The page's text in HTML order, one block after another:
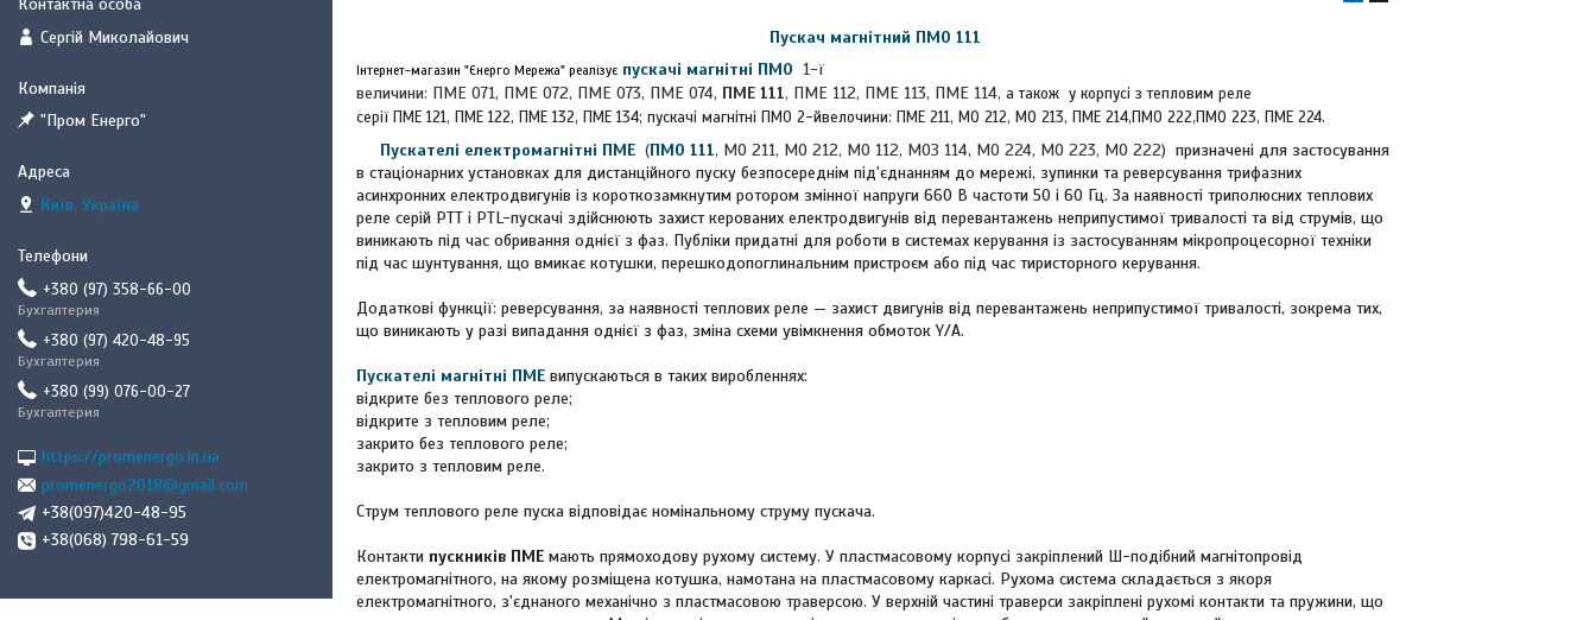
Пускач магнітний ПМО 111
Інтернет-магазин "Єнерго Мережа" реалізує пускачі магнітні ПМО 1-ї
величини: ПМЕ 071, ПМЕ 072, ПМЕ 073, ПМЕ 074, ПМЕ 111, ПМЕ 112, ПМЕ 113, ПМЕ 114, а також у корпусі з тепловим реле
серії ПМЕ 121, ПМЕ 122, ПМЕ 132, ПМЕ 134; пускачі магнітні ПМО 2-йвелочини: ПМЕ 211, МО 212, МО 213, ПМЕ 214,ПМО 222,ПМО 223, ПМЕ 224.
Пускателі електромагнітні ПМЕ (ПМО 111, МО 211, МО 212, МО 112, МОЗ 114, МО 224, МО 223, МО 222) призначені для застосування
в стаціонарних установках для дистанційного пуску безпосереднім під'єднанням до мережі, зупинки та реверсування трифазних
асинхронних електродвигунів із короткозамкнутим ротором змінної напруги 660 В частоти 50 і 60 Гц. За наявності триполюсних теплових
реле серій РТТ і PTL-пускачі здійснюють захист керованих електродвигунів від перевантажень неприпустимої тривалості та від струмів, що
виникають під час обривання однієї з фаз. Публіки придатні для роботи в системах керування із застосуванням мікропроцесорної техніки
під час шунтування, що вмикає котушки, перешкодопоглинальним пристроєм або під час тиристорного керування.
Додаткові функції: реверсування, за наявності теплових реле — захист двигунів від перевантажень неприпустимої тривалості, зокрема тих,
що виникають у разі випадання однієї з фаз, зміна схеми увімкнення обмоток Y/A.
Пускателі магнітні ПМЕ випускаються в таких виробленнях:
відкрите без теплового реле;
відкрите з тепловим реле;
закрито без теплового реле;
закрито з тепловим реле.
Струм теплового реле пуска відповідає номінальному струму пускача.
Контакти пускників ПМЕ мають прямоходову рухому систему. У пластмасовому корпусі закріплений Ш-подібний магнітопровід
електромагнітного, на якому розміщена котушка, намотана на пластмасовому каркасі. Рухома система складається з якоря
електромагнітного, з'єднаного механічно з пластмасовою траверсою. У верхній частині траверси закріплені рухомі контакти та пружини, що
Сергій Миколайович
"Пром Енерго"
Київ, Україна
+380 (97) 358-66-00
Бухгалтерия
+380 (97) 420-48-95
Бухгалтерия
+380 (99) 076-00-27
Бухгалтерия
https://promenergo.in.ua
promenergo2018@gmail.com
+38(097)420-48-95
+38(068) 798-61-59